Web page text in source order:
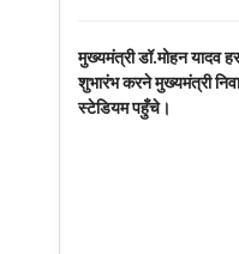
मुख्यमंत्री डॉ.मोहन यादव
शुभारंभ करने मुख्यमंत्री
स्टेडियम पहुँचे।